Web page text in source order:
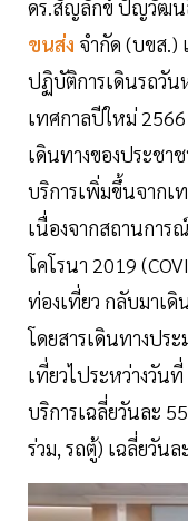
ดร.สัญลักข์ ปัญวัฒน
ขนส่ง จำกัด (บขส.)
ปฏิบัติการเดินรถวัน
เทศกาลปีใหม่ 2566
เดินทางของประชา
บริการเพิ่มขึ้นจากเ
เนื่องจากสถานการ
โคโรนา 2019
ท่องเที่ยว กลับมาเ
โดยสารเดินทางปร
เที่ยวไประหว่างวัน
บริการเฉลี่ยวันละ
ร่วม, รถตู้) เฉลี่ยวัน